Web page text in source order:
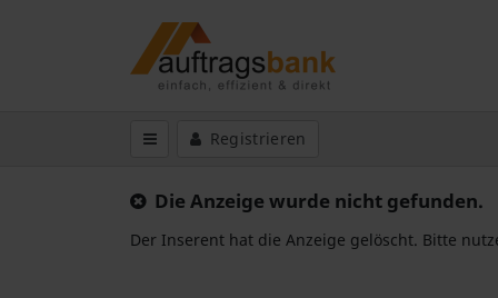
Registrieren
Die Anzeige wurde nicht gefunden.
Der Inserent hat die Anzeige gelöscht. Bitte